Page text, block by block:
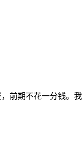
前期不花一分钱。